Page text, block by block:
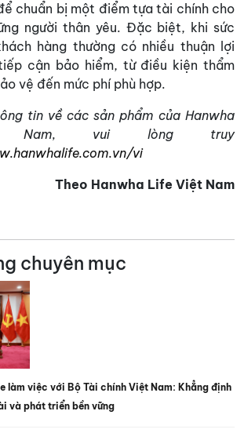
chuẩn bị một điểm tựa tài chính cho
người thân yêu. Đặc biệt, khi sức
hàng thường có nhiều thuận lợi
cận bảo hiểm, từ điều kiện thẩm
vệ đến mức phí phù hợp.
tin về các sản phẩm của Hanwha
Nam, vui lòng truy
vi
Theo Hanwha Life Việt Nam
chuyên mục
làm việc với Bộ Tài chính Việt Nam: Khẳng định
và phát triển bền vững